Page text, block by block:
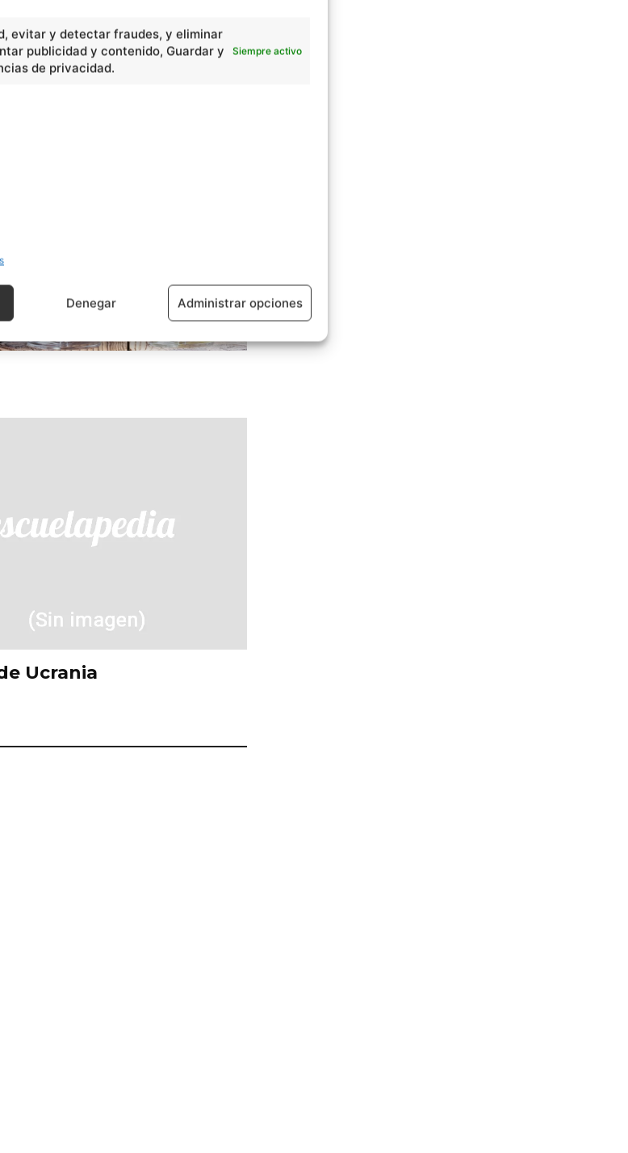
evitar y detectar fraudes, y eliminar
publicidad y contenido, Guardar y
de privacidad.
Siempre activo
Denegar Administrar opciones
Choripán
Ucrania